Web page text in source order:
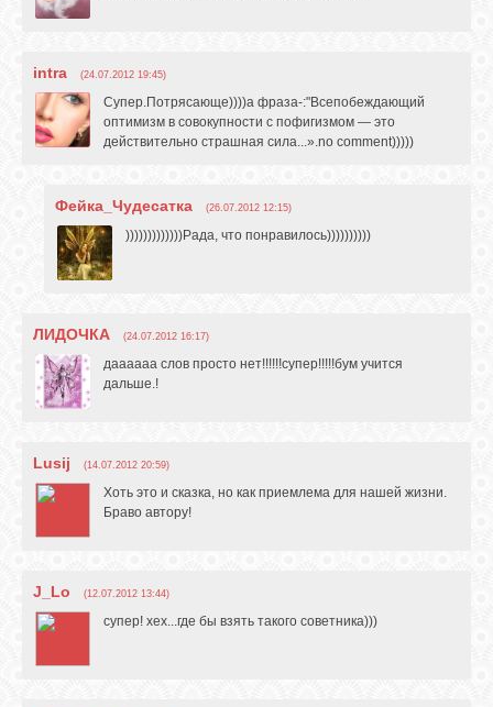
intra (24.07.2012 19:45)
Супер.Потрясающе))))а фраза-:"Всепобеждающий
оптимизм в совокупности с пофигизмом — это
действительно страшная сила...».no comment)))))
Фейка_Чудесатка (26.07.2012 12:15)
)))))))))))))Рада, что понравилось))))))))))
ЛИДОЧКА (24.07.2012 16:17)
даааааа слов просто нет!!!!!!супер!!!!!бум учится
дальше.!
Lusij (14.07.2012 20:59)
Хоть это и сказка, но как приемлема для нашей жизни.
Браво автору!
J_Lo (12.07.2012 13:44)
супер! хех...где бы взять такого советника)))